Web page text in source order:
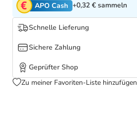
APO Cash +0,32 € sammeln
Schnelle Lieferung
Sichere Zahlung
Geprüfter Shop
Zu meiner Favoriten-Liste hinzufügen